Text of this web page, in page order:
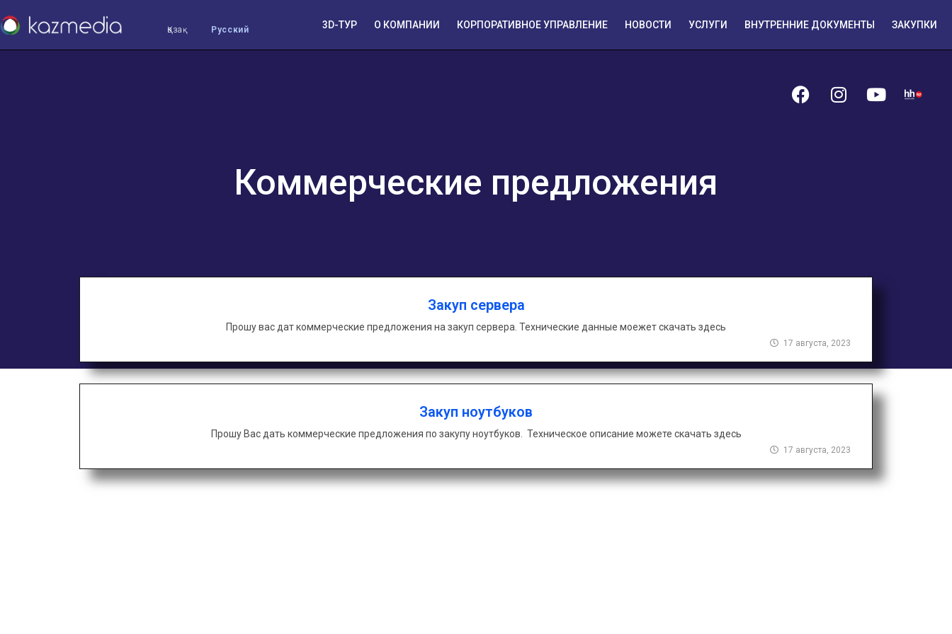
Қазақ Русский 3D-ТУР О КОМПАНИИ КОРПОРАТИВНОЕ УПРАВЛЕНИЕ НОВОСТИ УСЛУГИ ВНУТРЕННИЕ ДОКУМЕНТЫ ЗАКУПКИ
Коммерческие предложения
Закуп сервера
Прошу вас дат коммерческие предложения на закуп сервера. Технические данные моежет скачать здесь
17 августа, 2023
Закуп ноутбуков
Прошу Вас дать коммерческие предложения по закупу ноутбуков. Техническое описание можете скачать здесь
17 августа, 2023